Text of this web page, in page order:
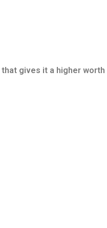
gives it a higher worth